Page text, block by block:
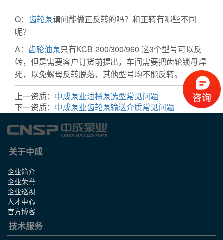
Q： 齿轮泵请问能做正反转的吗？和正转有哪些不同
呢？
A： 齿轮油泵只有KCB-200/300/960 这3个型号可以反
转，但是需要客户订货前提出，车间需要把齿轮锁母焊
死，以免螺母反转脱落，其他型号均不能反转。
上一资质： 中成泵业油桶泵选型常见问题
下一资质： 中成泵业齿轮泵输送介质常见问题
关于中成
企业简介
企业荣誉
企业巡视
人才中心
官方博客
技术服务